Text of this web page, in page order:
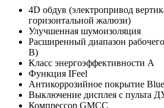
4D обдув (электропривод
горизонтальной жалюзи)
Улучшенная шумоизоляция
Расширенный диапазон
В)
Класс энергоэффективности А
Функция IFeel
Антикоррозийное покрытие
Выключение дисплея с пульта
Компрессор GMCC